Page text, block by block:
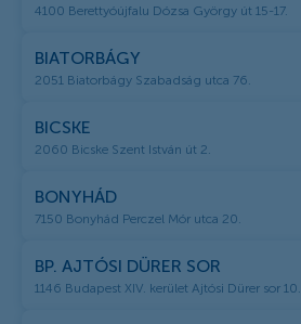
4100 Berettyóújfalu Dózsa György út 15-17.
BIATORBÁGY
2051 Biatorbágy Szabadság utca 76.
BICSKE
2060 Bicske Szent István út 2.
BONYHÁD
7150 Bonyhád Perczel Mór utca 20.
BP. AJTÓSI DÜRER SOR
1146 Budapest XIV. kerület Ajtósi Dürer sor 10.